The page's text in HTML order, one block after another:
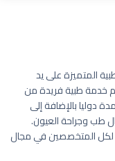
المتميزة على يد
خدمة طبية فريدة من
دوليا بالإضافة إلى
طب وجراحة العيون.
لكل المتخصصين في مجال